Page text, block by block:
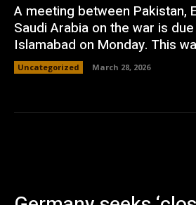
A meeting between Pakistan,
Saudi Arabia on the war is
Islamabad on Monday. This
Uncategorized March 28, 2026